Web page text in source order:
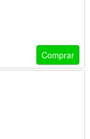
Comprar